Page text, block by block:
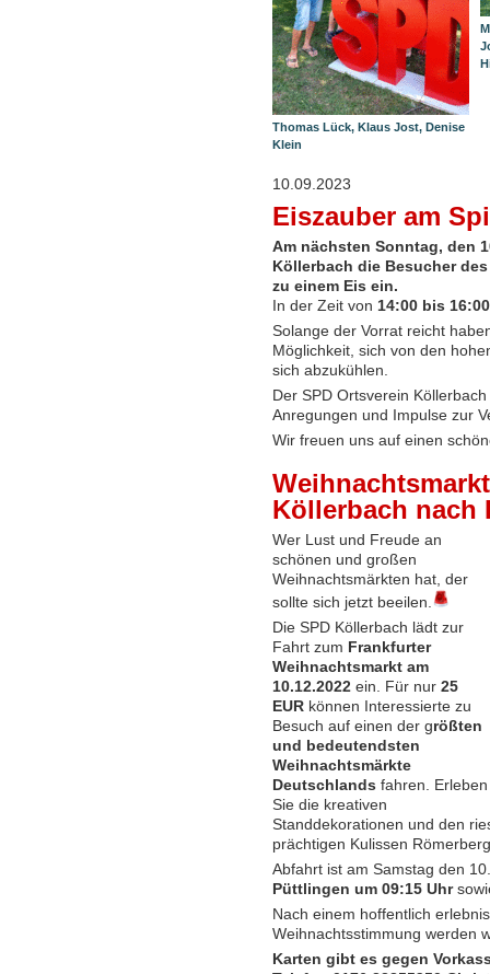
Thomas Lück, Klaus Jost, Denise
Klein
10.09.2023
Eiszauber am
Am nächsten Sonntag, den
Köllerbach die Besucher
zu einem Eis ein.
In der Zeit von 14:00 bis
Solange der Vorrat reicht
Möglichkeit, sich von den
sich abzukühlen.
Der SPD Ortsverein
Anregungen und Impulse zur
Wir freuen uns auf einen
Köllerbach nach
Wer Lust und Freude an
schönen und großen
Weihnachtsmärkten hat, der
sollte sich jetzt beeilen.
Die SPD Köllerbach lädt zur
Fahrt zum Frankfurter
Weihnachtsmarkt am
10.12.2022 ein. Für nur 25
EUR können Interessierte zu
Besuch auf einen der größten
und bedeutendsten
Weihnachtsmärkte
Deutschlands fahren. Erleben
Sie die kreativen
Standdekorationen und den
prächtigen Kulissen
Abfahrt ist am Samstag den
Püttlingen um 09:15 Uhr
Nach einem hoffentlich
Weihnachtsstimmung werden
Karten gibt es gegen